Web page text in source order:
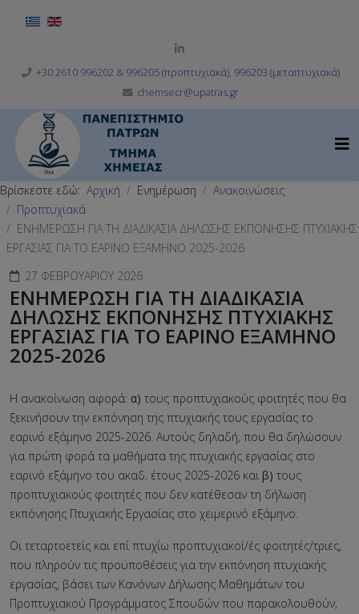
Επιλέξτε τη γλώσσα σας
+30 2610 996202 & 996205 (προπτυχιακά), 996203 (μεταπτυχιακά)
chemsecr@upatras.gr
Βρίσκεστε εδώ: Αρχική Ενημέρωση
Ανακοινώσεις
Προπτυχιακά
ΕΝΗΜΕΡΩΣΗ ΓΙΑ ΤΗ ΔΙΑΔΙΚΑΣΙΑ ΔΗΛΩΣΗΣ ΕΚΠΟΝΗΣΗΣ ΠΤΥΧΙΑΚΗΣ
ΕΡΓΑΣΙΑΣ ΓΙΑ ΤΟ ΕΑΡΙΝΟ ΕΞΑΜΗΝΟ 2025-2026
27 ΦΕΒΡΟΥΑΡΊΟΥ 2026
ΕΝΗΜΕΡΩΣΗ ΓΙΑ ΤΗ ΔΙΑΔΙΚΑΣΙΑ
ΔΗΛΩΣΗΣ ΕΚΠΟΝΗΣΗΣ ΠΤΥΧΙΑΚΗΣ
ΕΡΓΑΣΙΑΣ ΓΙΑ ΤΟ ΕΑΡΙΝΟ ΕΞΑΜΗΝΟ
2025-2026
Η ανακοίνωση αφορά: α) τους προπτυχιακούς φοιτητές που θα
ξεκινήσουν την εκπόνηση της πτυχιακής τους εργασίας το
εαρινό εξάμηνο 2025-2026. Αυτούς δηλαδή, που θα δηλώσουν
για πρώτη φορά τα μαθήματα της πτυχιακής εργασίας στο
εαρινό εξάμηνο του ακαδ. έτους 2025-2026 και β) τους
προπτυχιακούς φοιτητές που δεν κατέθεσαν τη δήλωση
εκπόνησης Πτυχιακής Εργασίας στο χειμερινό εξάμηνο.
Οι τεταρτοετείς και επί πτυχίω προπτυχιακοί/ές φοιτητές/τριες,
που πληρούν τις προϋποθέσεις για την εκπόνηση πτυχιακής
εργασίας, βάσει των Κανόνων Δήλωσης Μαθημάτων του
Προπτυχιακού Προγράμματος Σπουδών που παρακολουθούν,